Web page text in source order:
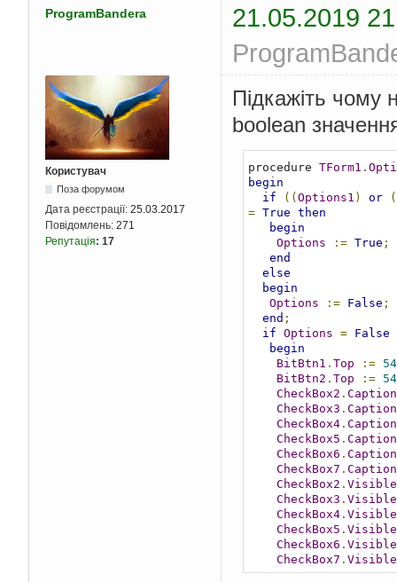
ProgramBandera
21.05.2019
Користувач
Поза форумом
Дата реєстрації: 25.03.2017
Повідомлень: 271
Репутація: 17
Підкажіть чому
boolean
procedure TForm1 .
begin
if
(( Options1 ) or (
= True then
begin
Options
:= True ;
end
else
begin
Options
:= False ;
end ;
if Options = False
begin
BitBtn1 . Top :=
BitBtn2 . Top :=
CheckBox2 . Caption
CheckBox3 . Caption
CheckBox4. Caption
CheckBox5 . Caption
CheckBox6 . Caption
CheckBox7 . Caption
CheckBox2 . Visible
CheckBox3 . Visible
CheckBox4. Visible
CheckBox5 . Visible
CheckBox6 . Visible
CheckBox7 . Visible
end;